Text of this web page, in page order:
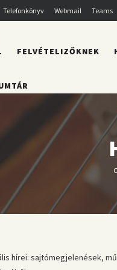
Telefonkönyv Webmail Teams
FELVÉTELIZŐKNEK
hírei: